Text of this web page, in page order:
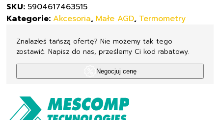
SKU: 5904617463515
Kategorie:Akcesoria, Małe AGD, Termometry
Znalazłeś tańszą ofertę? Nie możemy tak tego
zostawić. Napisz do nas, prześlemy Ci kod rabatowy.
Negocjuj cenę